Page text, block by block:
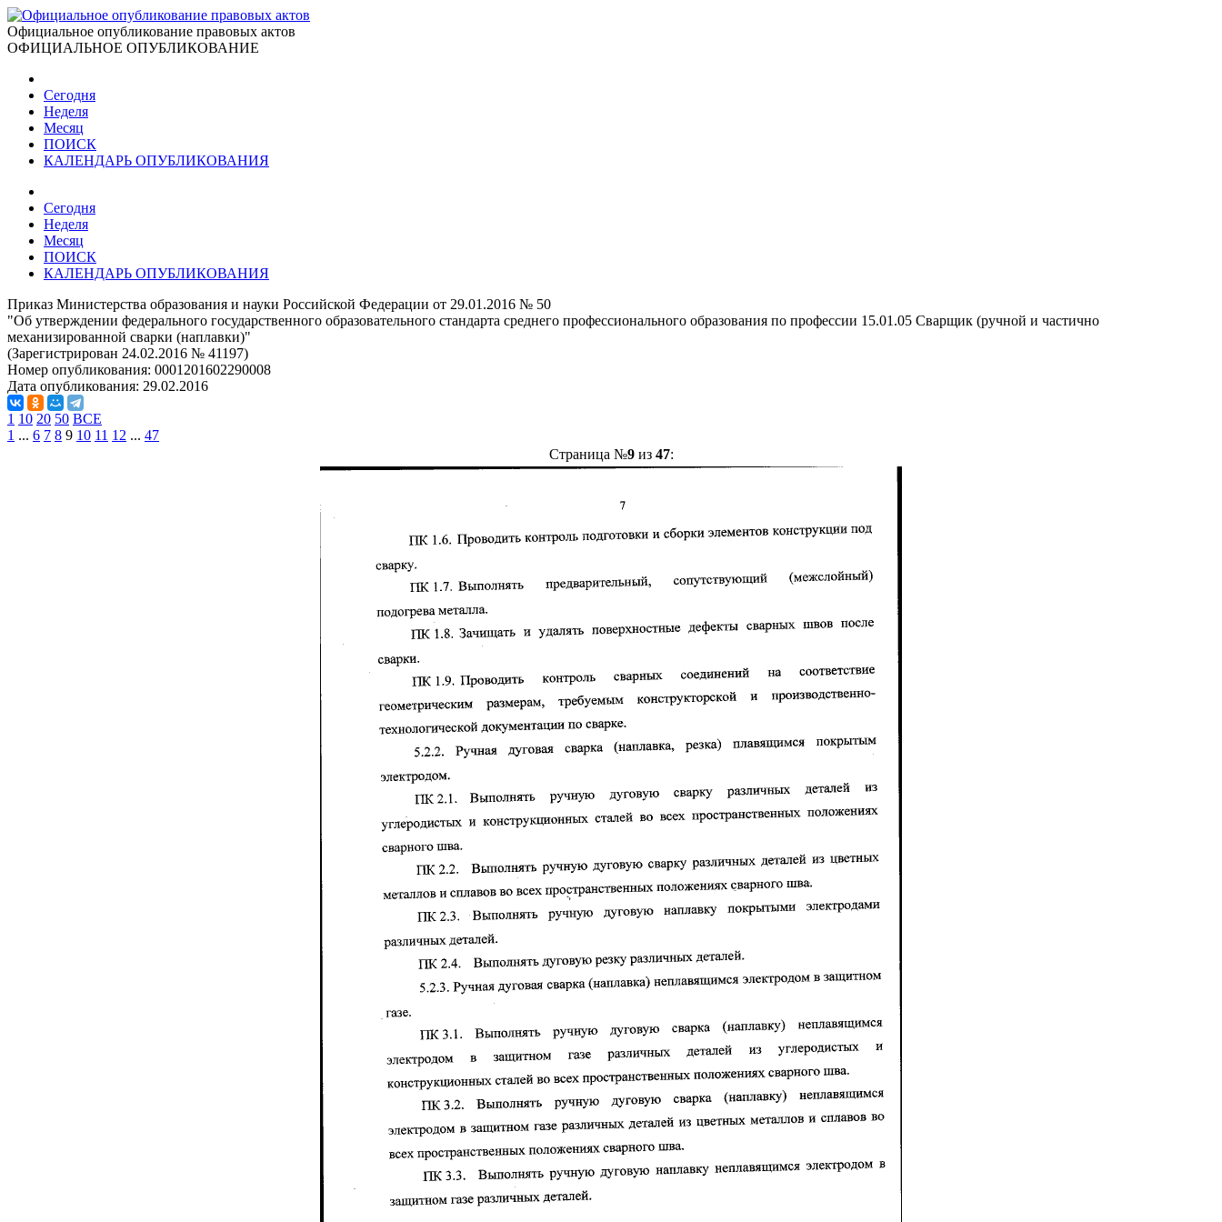
Официальное опубликование правовых актов
ОФИЦИАЛЬНОЕ ОПУБЛИКОВАНИЕ
Сегодня
Неделя
Месяц
ПОИСК
КАЛЕНДАРЬ ОПУБЛИКОВАНИЯ
Сегодня
Неделя
Месяц
ПОИСК
КАЛЕНДАРЬ ОПУБЛИКОВАНИЯ
Приказ Министерства образования и науки Российской Федерации от 29.01.2016 № 50
"Об утверждении федерального государственного образовательного стандарта среднего профессионального образования по профессии 15.01.05 Сварщик (ручной и частично
механизированной сварки (наплавки)"
(Зарегистрирован 24.02.2016 № 41197)
Номер опубликования: 0001201602290008
Дата опубликования: 29.02.2016
1 10 20 50 ВСЕ
1 ... 6 7 8 9 10 11 12 ... 47
Страница №9из 47: